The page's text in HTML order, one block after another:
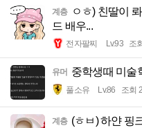
계층
ㅇㅎ) 친딸이
드 배우...
전자팔찌 Lv.93 조
유머 중학생때 미술
풀소유 Lv.86 조회
계층 (ㅎㅂ) 하얀 핑